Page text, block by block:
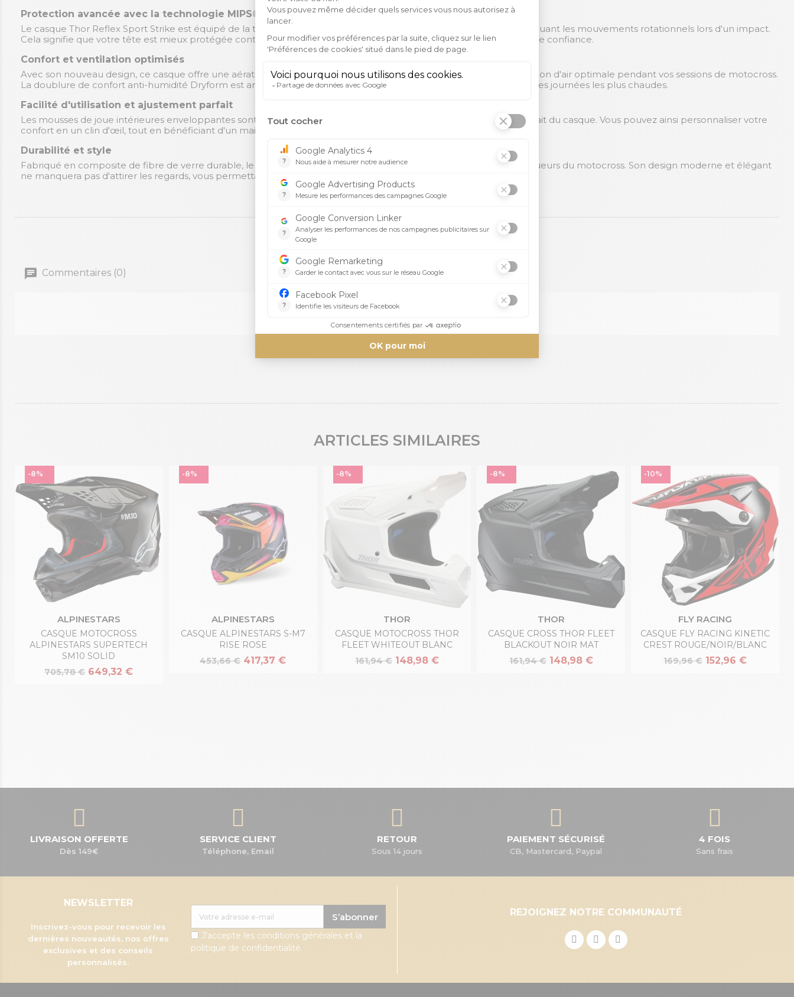
Protection avancée avec la technologie MIPS®
Le casque Thor Reflex Sport Strike est équipé de la technologie MIPS®-Integra TX, qui améliore la sécurité en atténuant les mouvements rotationnels lors d'un impact.
Cela signifie que votre tête est mieux protégée contre les forces traumatisantes, vous permettant de rouler en toute confiance.
Confort et ventilation optimisés
Avec son nouveau design, ce casque offre une aération améliorée au niveau de la bouche, garantissant une circulation d'air optimale pendant vos sessions de motocross.
La doublure de confort anti-humidité Dryform est amovible et lavable, vous assurant un port agréable même lors des journées les plus chaudes.
Facilité d'utilisation et ajustement parfait
Les mousses de joue intérieures enveloppantes sont dotées d'attaches rapides, ce qui facilite l'ajustement et le retrait du casque. Vous pouvez ainsi personnaliser votre
confort en un clin d'œil, tout en bénéficiant d'un maintien sécurisé lors de vos courses.
Durabilité et style
Fabriqué en composite de fibre de verre durable, le casque Thor Reflex Sport Strike est conçu pour résister aux rigueurs du motocross. Son design moderne et élégant
ne manquera pas d'attirer les regards, vous permettant de rouler avec style tout en étant protégé.
Commentaires (0)
ARTICLES SIMILAIRES
ALPINESTARS
CASQUE MOTOCROSS
ALPINESTARS SUPERTECH
SM10 SOLID
705,78 € 649,32 €
-8%
ALPINESTARS
CASQUE ALPINESTARS S-M7
RISE ROSE
453,66 € 417,37 €
-8%
THOR
CASQUE MOTOCROSS THOR
FLEET WHITEOUT BLANC
161,94 € 148,98 €
-8%
THOR
CASQUE CROSS THOR FLEET
BLACKOUT NOIR MAT
161,94 € 148,98 €
-8%
FLY RACING
CASQUE FLY RACING KINETIC
CREST ROUGE/NOIR/BLANC
169,96 € 152,96 €
-10%
LIVRAISON OFFERTE
Dès 149€
SERVICE CLIENT
Téléphone, Email
RETOUR
Sous 14 jours
PAIEMENT SÉCURISÉ
CB, Mastercard, Paypal
4 FOIS
Sans frais
NEWSLETTER
Inscrivez-vous pour recevoir les
dernières nouveautés, nos offres
exclusives et des conseils
personnalisés.
S’abonner
J'accepte les conditions générales et la
politique de confidentialité.
REJOIGNEZ NOTRE COMMUNAUTÉ